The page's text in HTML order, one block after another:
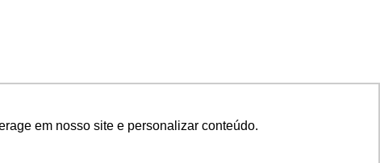
em nosso site e personalizar conteúdo.